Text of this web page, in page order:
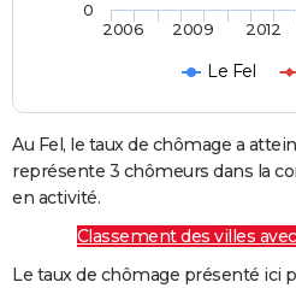
Le Fel
2006 2009 2012
0
Au Fel, le taux de chômage a
représente 3 chômeurs dans la
en activité.
Classement des villes
Le taux de chômage présenté ici